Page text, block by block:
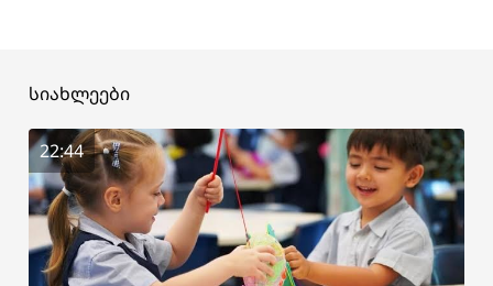
სიახლეები
22:44